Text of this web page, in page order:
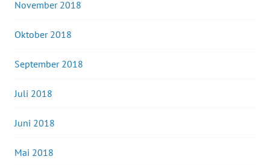
November 2018
Oktober 2018
September 2018
Juli 2018
Juni 2018
Mai 2018